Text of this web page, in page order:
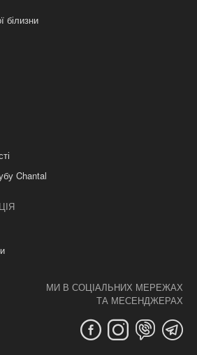
білизни
Chantal
МИ В СОЦІАЛЬНИХ МЕРЕЖАХ
ТА МЕСЕНДЖЕРАХ